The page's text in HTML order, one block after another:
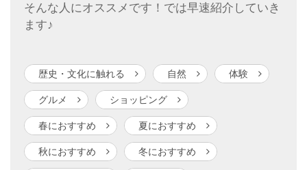
そんな人にオススメです！では早速紹介していき
ます♪
歴史・文化に触れる 自然 体験
グルメ ショッピング
春におすすめ 夏におすすめ
秋におすすめ 冬におすすめ